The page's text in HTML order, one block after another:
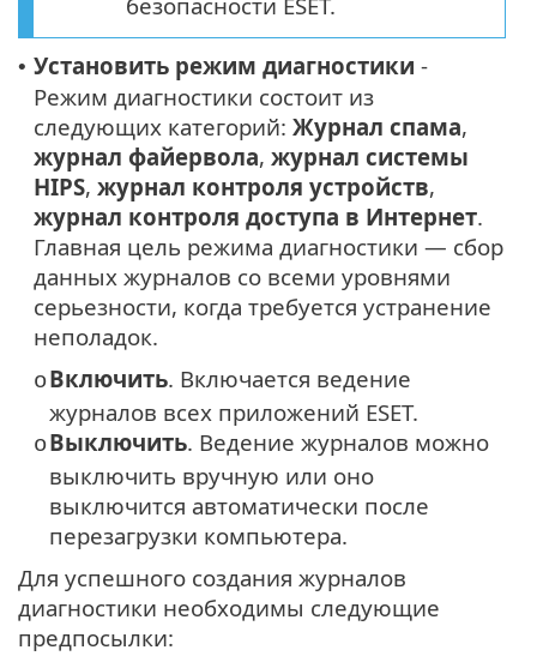
• Установить режим диагностики -
Режим диагностики состоит из
следующих категорий: Журнал спама,
журнал файервола, журнал системы
HIPS, журнал контроля устройств,
журнал контроля доступа в Интернет.
Главная цель режима диагностики — сбор
данных журналов со всеми уровнями
серьезности, когда требуется устранение
неполадок.
oВключить. Включается ведение
журналов всех приложений ESET.
oВыключить. Ведение журналов можно
выключить вручную или оно
выключится автоматически после
перезагрузки компьютера.
Для успешного создания журналов
диагностики необходимы следующие
предпосылки: